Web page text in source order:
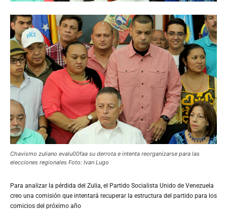
Chavismo zuliano evalu00faa su derrota e intenta reorganizarse para las
elecciones regionales Foto: Ivan Lugo
Para analizar la pérdida del Zulia, el Partido Socialista Unido de Venezuela
creo una comisión que intentará recuperar la estructura del partido para los
comicios del próximo año